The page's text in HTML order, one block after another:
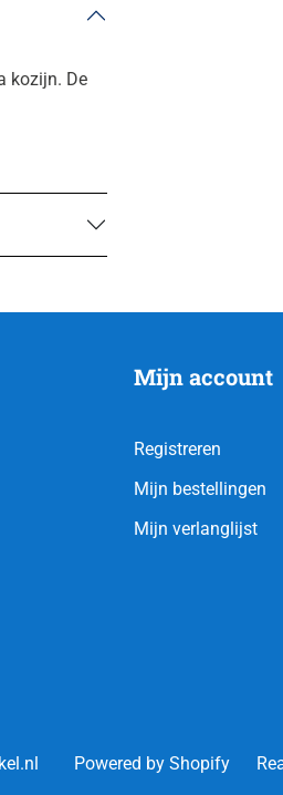
kozijn. De
Mijn account
Registreren
Mijn bestellingen
Mijn verlanglijst
Powered by Shopify